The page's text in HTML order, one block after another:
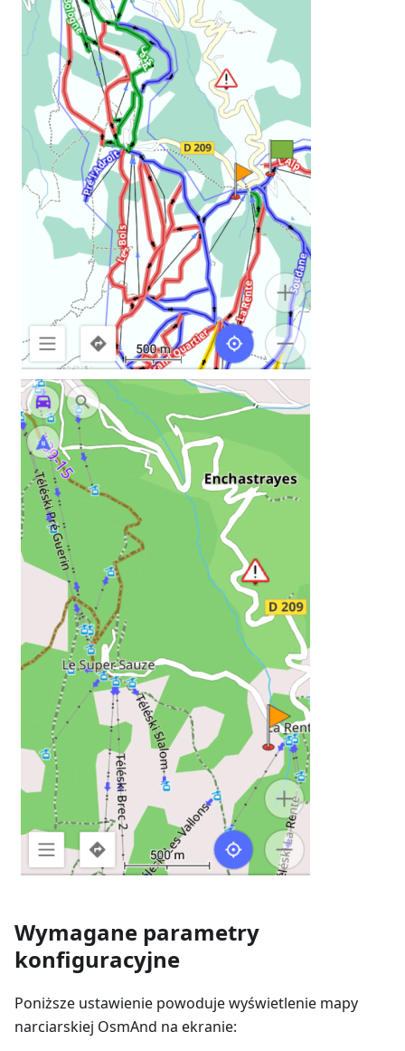
Wymagane parametry
konfiguracyjne
Poniższe ustawienie powoduje wyświetlenie mapy
narciarskiej OsmAnd na ekranie: